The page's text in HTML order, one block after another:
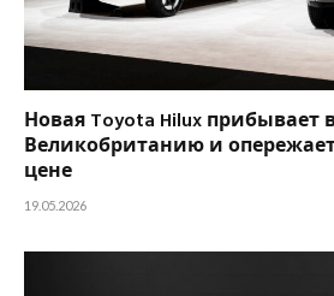
Новая Toyota Hilux прибывает
Великобританию и опережает
цене
19.05.2026